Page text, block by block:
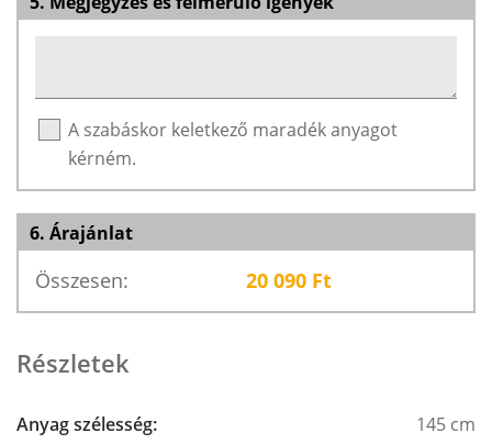
A szabáskor keletkező maradék anyagot
kérném.
6. Árajánlat
Összesen: 20 090 Ft
Részletek
Anyag szélesség:
145 cm